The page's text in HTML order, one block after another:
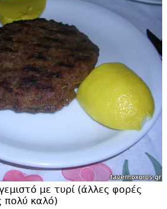
με τυρί (άλλες φορές
πολύ καλό)